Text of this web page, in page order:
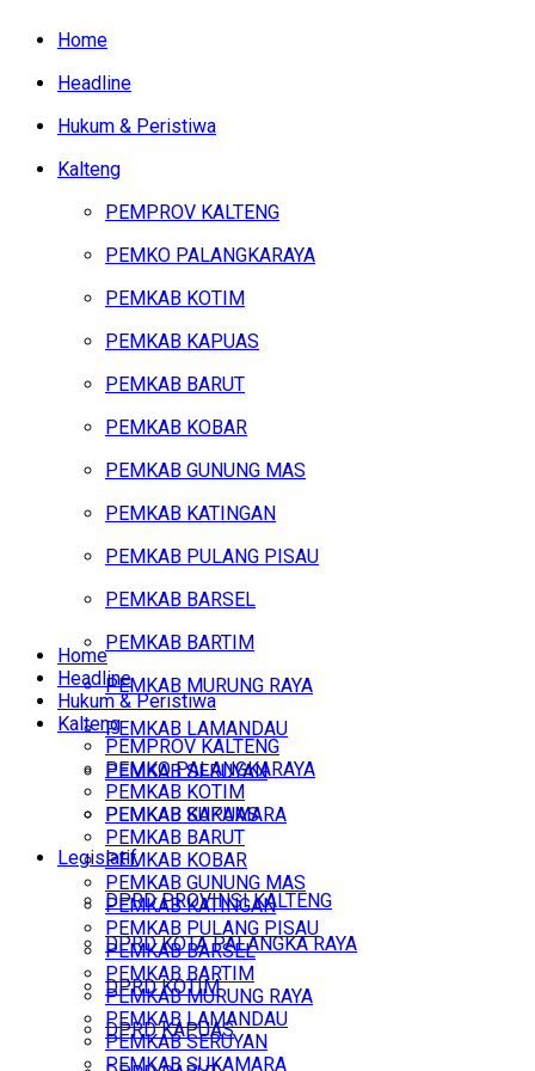
Home
Headline
Hukum & Peristiwa
Kalteng
PEMPROV KALTENG
PEMKO PALANGKARAYA
PEMKAB KOTIM
PEMKAB KAPUAS
PEMKAB BARUT
PEMKAB KOBAR
PEMKAB GUNUNG MAS
PEMKAB KATINGAN
PEMKAB PULANG PISAU
PEMKAB BARSEL
PEMKAB BARTIM
PEMKAB MURUNG RAYA
PEMKAB LAMANDAU
PEMKAB SERUYAN
PEMKAB SUKAMARA
Legislatif
DPRD PROVINSI KALTENG
DPRD KOTA PALANGKA RAYA
DPRD KOTIM
DPRD KAPUAS
Home
Headline
Hukum & Peristiwa
Kalteng
PEMPROV KALTENG
PEMKO PALANGKARAYA
PEMKAB KOTIM
PEMKAB KAPUAS
PEMKAB BARUT
PEMKAB KOBAR
PEMKAB GUNUNG MAS
PEMKAB KATINGAN
PEMKAB PULANG PISAU
PEMKAB BARSEL
PEMKAB BARTIM
PEMKAB MURUNG RAYA
PEMKAB LAMANDAU
PEMKAB SERUYAN
PEMKAB SUKAMARA